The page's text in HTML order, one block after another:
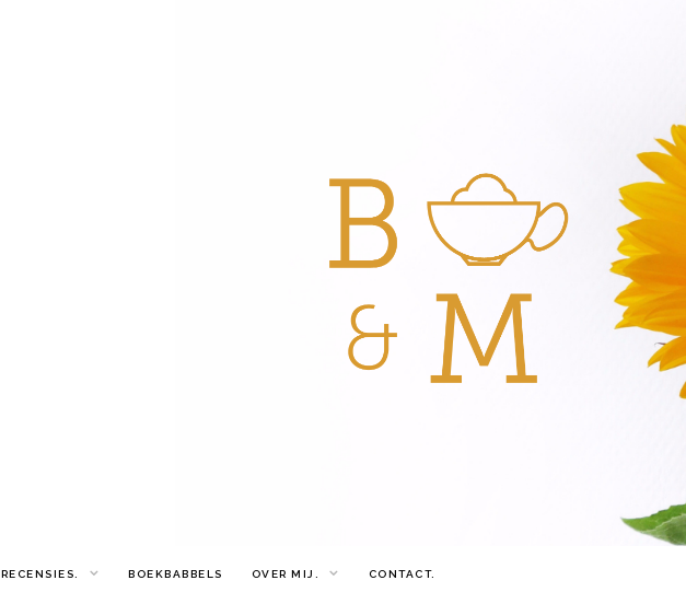
RECENSIES. BOEKBABBELS OVER MIJ. CONTACT.